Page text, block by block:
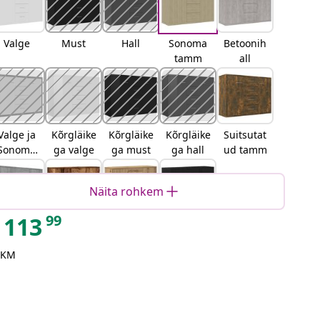
Valge Must Hall
Sonoma
tamm
Betoonih
all
ja
tamm
Kõrgläike
ga valge
Kõrgläike
ga must
Kõrgläike
ga hall
Suitsutat
ud tamm
Hall
Vana puit
Näita rohkem
113 99